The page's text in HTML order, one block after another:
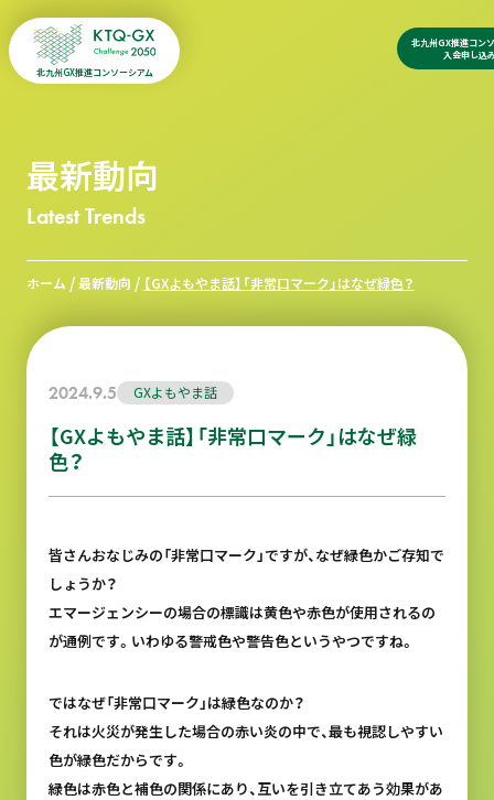
北九州GX推進コンソーシアム
北九州GX推進コン
入会申し込
最新動向
Latest Trends
ホーム/最新動向 / 【GXよもやま話】「非常口マーク」はなぜ緑色？
2024.9.5 GXよもやま話
【GXよもやま話】「非常口マーク」はなぜ緑
色？
皆さんおなじみの「非常口マーク」ですが、なぜ緑色かご存知で
しょうか？
エマージェンシーの場合の標識は黄色や赤色が使用されるの
が通例です。いわゆる警戒色や警告色というやつですね。
ではなぜ「非常口マーク」は緑色なのか？
それは火災が発生した場合の赤い炎の中で、最も視認しやすい
色が緑色だからです。
緑色は赤色と補色の関係にあり、互いを引き立てあう効果があ